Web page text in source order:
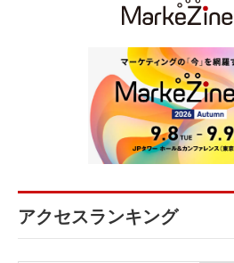
アクセスランキング